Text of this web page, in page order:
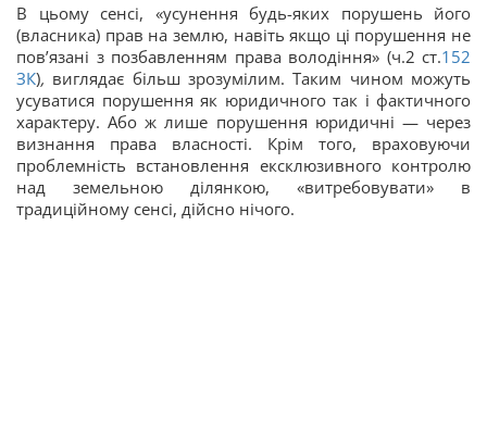
В цьому сенсі, «усунення будь-яких порушень його
(власника) прав на землю, навіть якщо ці порушення не
пов’язані з позбавленням права володіння» (ч.2 ст.152
ЗК), виглядає більш зрозумілим. Таким чином можуть
усуватися порушення як юридичного так і фактичного
характеру. Або ж лише порушення юридичні — через
визнання права власності. Крім того, враховуючи
проблемність встановлення ексклюзивного контролю
над земельною ділянкою, «витребовувати» в
традиційному сенсі, дійсно нічого.